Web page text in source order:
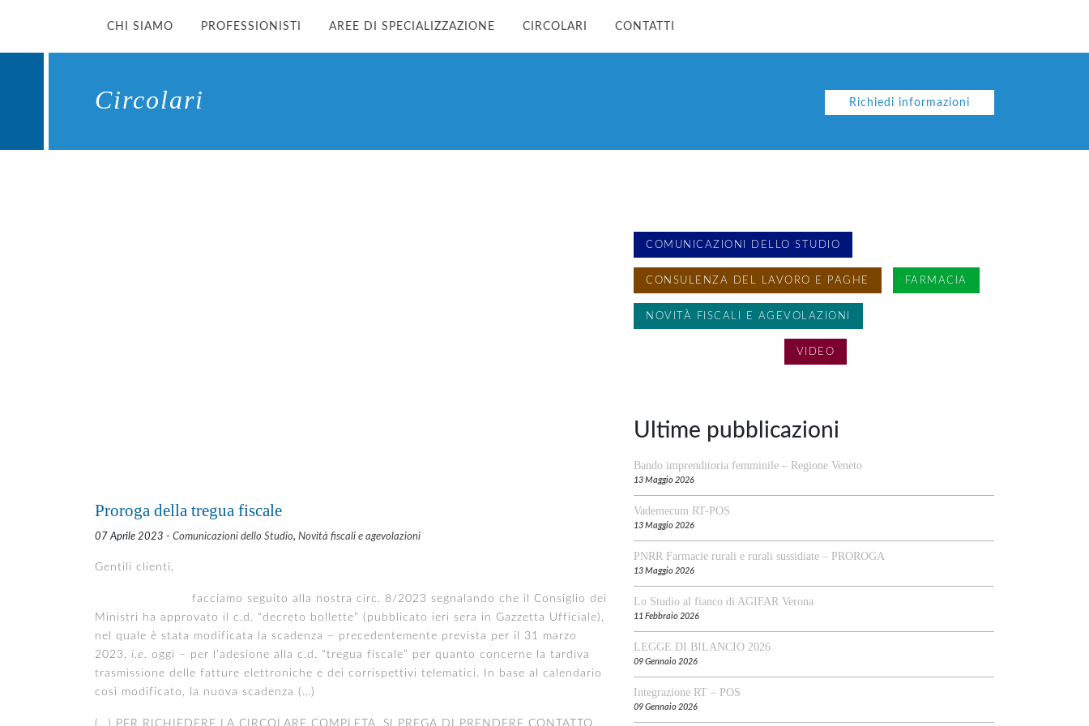
CHI SIAMO PROFESSIONISTI AREE DI SPECIALIZZAZIONE CIRCOLARI CONTATTI
Circolari Richiedi informazioni
Proroga della tregua fiscale
07 Aprile 2023 - Comunicazioni dello Studio, Novità fiscali e agevolazioni
Gentili clienti,
facciamo seguito alla nostra circ. 8/2023 segnalando che il Consiglio dei
Ministri ha approvato il c.d. “decreto bollette” (pubblicato ieri sera in Gazzetta Ufficiale),
nel quale è stata modificata la scadenza – precedentemente prevista per il 31 marzo
2023, i.e. oggi – per l’adesione alla c.d. “tregua fiscale” per quanto concerne la tardiva
trasmissione delle fatture elettroniche e dei corrispettivi telematici. In base al calendario
così modificato, la nuova scadenza (…)
(…) PER RICHIEDERE LA CIRCOLARE COMPLETA, SI PREGA DI PRENDERE CONTATTO
COMUNICAZIONI DELLO STUDIO
CONSULENZA DEL LAVORO E PAGHE FARMACIA
NOVITÀ FISCALI E AGEVOLAZIONI
VIDEO
Ultime pubblicazioni
Bando imprenditoria femminile – Regione Veneto
13 Maggio 2026
Vademecum RT-POS
13 Maggio 2026
PNRR Farmacie rurali e rurali sussidiate – PROROGA
13 Maggio 2026
Lo Studio al fianco di AGIFAR Verona
11 Febbraio 2026
LEGGE DI BILANCIO 2026
09 Gennaio 2026
Integrazione RT – POS
09 Gennaio 2026